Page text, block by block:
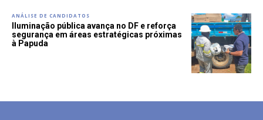
ANÁLISE DE CANDIDATOS
Iluminação pública avança no DF e reforça
segurança em áreas estratégicas próximas
à Papuda